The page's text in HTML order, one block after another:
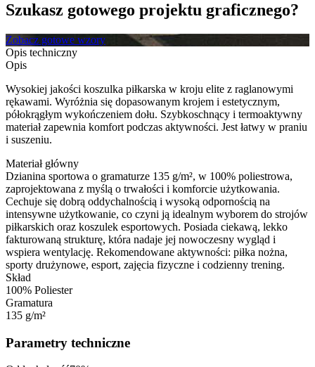
Szukasz gotowego projektu graficznego?
Zobacz gotowe wzory
Opis techniczny
Opis
Wysokiej jakości koszulka piłkarska w kroju elite z raglanowymi
rękawami. Wyróżnia się dopasowanym krojem i estetycznym,
półokrągłym wykończeniem dołu. Szybkoschnący i termoaktywny
materiał zapewnia komfort podczas aktywności. Jest łatwy w praniu
i suszeniu.
Materiał główny
Dzianina sportowa o gramaturze 135 g/m², w 100% poliestrowa,
zaprojektowana z myślą o trwałości i komforcie użytkowania.
Cechuje się dobrą oddychalnością i wysoką odpornością na
intensywne użytkowanie, co czyni ją idealnym wyborem do strojów
piłkarskich oraz koszulek esportowych. Posiada ciekawą, lekko
fakturowaną strukturę, która nadaje jej nowoczesny wygląd i
wspiera wentylację. Rekomendowane aktywności: piłka nożna,
sporty drużynowe, esport, zajęcia fizyczne i codzienny trening.
Skład
100% Poliester
Gramatura
135 g/m²
Parametry techniczne